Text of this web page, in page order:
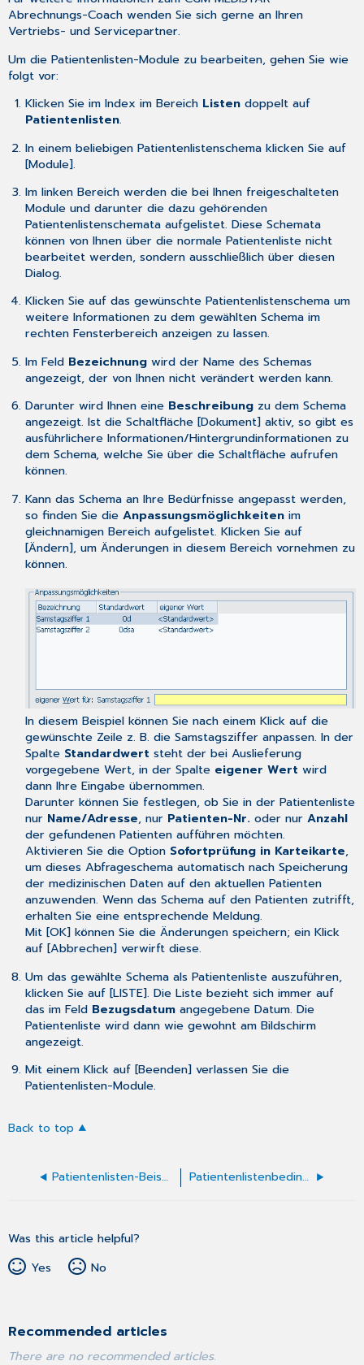
Abrechnungs-Coach wenden Sie sich gerne an Ihren
Vertriebs- und Servicepartner.
Um die Patientenlisten-Module zu bearbeiten, gehen Sie wie
folgt vor:
Klicken Sie im Index im Bereich Listendoppelt auf
Patientenlisten.
In einem beliebigen Patientenlistenschema klicken Sie auf
[Module].
Im linken Bereich werden die bei Ihnen freigeschalteten
Module und darunter die dazu gehörenden
Patientenlistenschemata aufgelistet. Diese Schemata
können von Ihnen über die normale Patientenliste nicht
bearbeitet werden, sondern ausschließlich über diesen
Dialog.
Klicken Sie auf das gewünschte Patientenlistenschema um
weitere Informationen zu dem gewählten Schema im
rechten Fensterbereich anzeigen zu lassen.
Im Feld Bezeichnungwird der Name des Schemas
angezeigt, der von Ihnen nicht verändert werden kann.
Darunter wird Ihnen eine Beschreibungzu dem Schema
angezeigt. Ist die Schaltfläche [Dokument] aktiv, so gibt es
ausführlichere Informationen/Hintergrundinformationen zu
dem Schema, welche Sie über die Schaltfläche aufrufen
können.
Kann das Schema an Ihre Bedürfnisse angepasst werden,
so finden Sie die Anpassungsmöglichkeitenim
gleichnamigen Bereich aufgelistet. Klicken Sie auf
[Ändern], um Änderungen in diesem Bereich vornehmen zu
können.
In diesem Beispiel können Sie nach einem Klick auf die
gewünschte Zeile z. B. die Samstagsziffer anpassen. In der
Spalte Standardwert steht der bei Auslieferung
vorgegebene Wert, in der Spalte eigener Wert wird
dann Ihre Eingabe übernommen.
Darunter können Sie festlegen, ob Sie in der Patientenliste
nur Name/Adresse, nur Patienten-Nr.oder nur Anzahl
der gefundenen Patienten aufführen möchten.
Aktivieren Sie die Option Sofortprüfung in Karteikarte,
um dieses Abfrageschema automatisch nach Speicherung
der medizinischen Daten auf den aktuellen Patienten
anzuwenden. Wenn das Schema auf den Patienten zutrifft,
erhalten Sie eine entsprechende Meldung.
Mit [OK] können Sie die Änderungen speichern; ein Klick
auf [Abbrechen] verwirft diese.
Um das gewählte Schema als Patientenliste auszuführen,
klicken Sie auf [LISTE]. Die Liste bezieht sich immer auf
das im Feld Bezugsdatumangegebene Datum. Die
Patientenliste wird dann wie gewohnt am Bildschirm
angezeigt.
Mit einem Klick auf [Beenden] verlassen Sie die
Patientenlisten-Module.
Back to top
Patientenlisten-Beispiele Patientenlistenbedingungen
Was this article helpful?
Yes
No
Recommended articles
There are no recommended articles.